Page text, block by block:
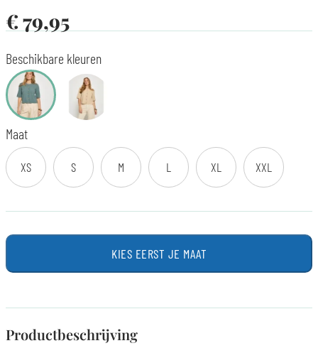
€79,95
Beschikbare kleuren
Maat
XS S M L XL XXL
KIES EERST JE MAAT
Productbeschrijving